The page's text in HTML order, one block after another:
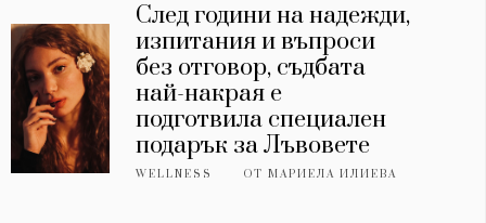
След години на надежди,
изпитания и въпроси
без отговор, съдбата
най-накрая е
подготвила специален
подарък за Лъвовете
WELLNESS ОТМАРИЕЛА ИЛИЕВА